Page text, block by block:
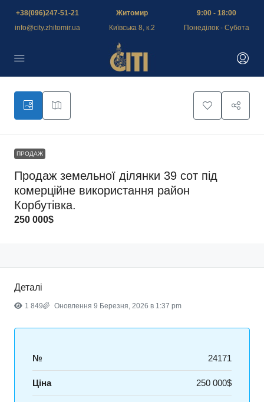
+38(096)247-51-21
info@city.zhitomir.ua
Житомир
Київська 8, к.2
9:00 - 18:00
Понеділок - Субота
ПРОДАЖ
Продаж земельної ділянки 39 сот під
комерційне використання район
Корбутівка.
250 000$
Деталі
1 849 Оновлення 9 Березня, 2026 в 1:37 pm
№ 24171
Ціна 250 000$